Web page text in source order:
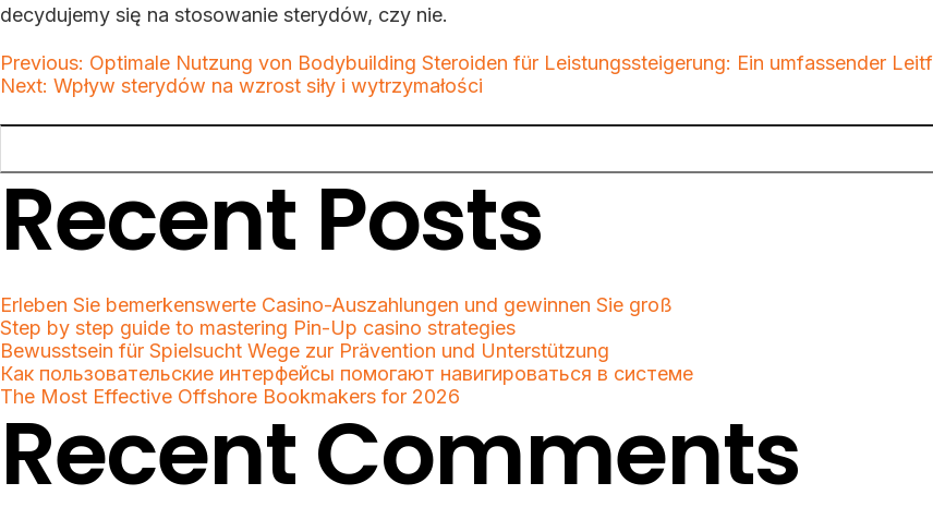
decydujemy się na stosowanie sterydów, czy nie.
Post
navigation
Previous: Optimale Nutzung von Bodybuilding Steroiden für Leistungssteigerung: Ein umfassender
Next: Wpływ sterydów na wzrost siły i wytrzymałości
Recent Posts
Erleben Sie bemerkenswerte Casino-Auszahlungen und gewinnen Sie groß
Step by step guide to mastering Pin-Up casino strategies
Bewusstsein für Spielsucht Wege zur Prävention und Unterstützung
Как пользовательские интерфейсы помогают навигироваться в системе
The Most Effective Offshore Bookmakers for 2026
Recent Comments